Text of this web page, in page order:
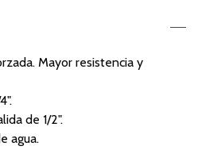
Mayor resistencia y
de 1/2".
agua.